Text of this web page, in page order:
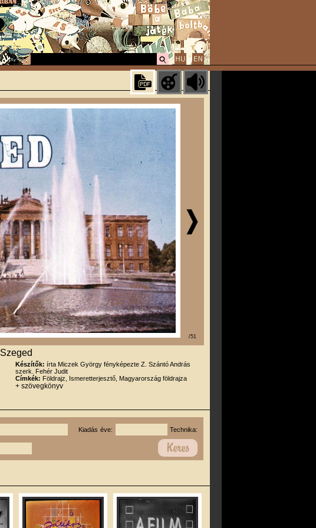
/51
Szeged
Készítők: írta Miczek György fényképezte Z. Szántó András
szerk. Fehér Judit
Címkék: Földrajz, Ismeretterjesztő, Magyarország földrajza
+ szövegkönyv
Kiadás éve: Technika: